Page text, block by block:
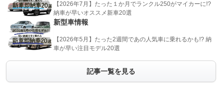
【2026年7月】たった１か月でランクル250がマイカーに!?
納車が早いオススメ新車20選
新型車情報
【2026年5月】たった2週間であの人気車に乗れるかも!? 納
車が早い注目モデル20選
記事一覧を見る